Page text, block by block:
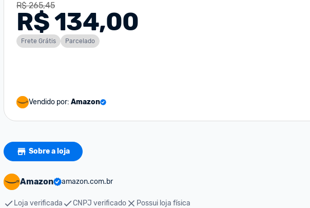
R$ 265,45
R$ 134,00
Frete Grátis Parcelado
Vendido por: Amazon
Sobre a loja
Amazon amazon.com.br
Loja verificada CNPJ verificado
Possui loja física